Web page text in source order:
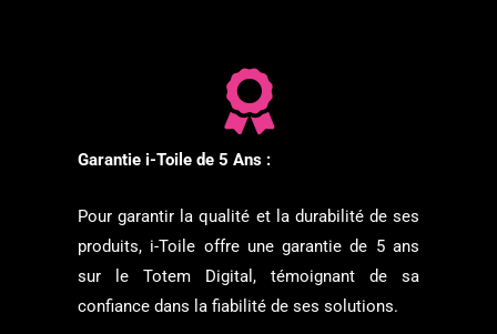
Garantie i-Toile de 5 Ans :
Pour garantir la qualité et la durabilité de ses
produits, i-Toile offre une garantie de 5 ans
sur le Totem Digital, témoignant de sa
confiance dans la fiabilité de ses solutions.